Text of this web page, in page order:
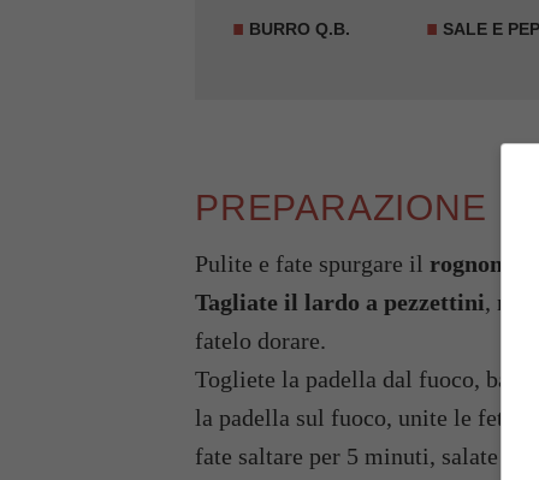
BURRO Q.B. SALE E
PREPARAZIONE
Pulite e fate spurgare il rognone
Tagliate il lardo a pezzettini,
fatelo dorare.
Togliete la padella dal fuoco,
la padella sul fuoco, unite le
fate saltare per 5 minuti, salate e